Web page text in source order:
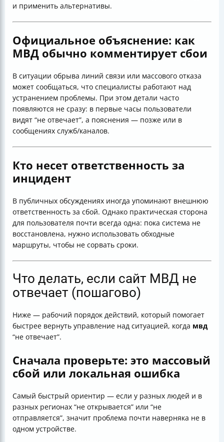
и применить альтернативы.
Официальное объяснение: как
МВД обычно комментирует сбои
В ситуации обрыва линий связи или массового отказа
может сообщаться, что специалисты работают над
устранением проблемы. При этом детали часто
появляются не сразу: в первые часы пользователи
видят “не отвечает”, а пояснения — позже или в
сообщениях служб/каналов.
Кто несет ответственность за
инцидент
В публичных обсуждениях иногда упоминают внешнюю
ответственность за сбой. Однако практическая сторона
для пользователя почти всегда одна: пока система не
восстановлена, нужно использовать обходные
маршруты, чтобы не сорвать сроки.
Что делать, если сайт МВД не
отвечает (пошагово)
Ниже — рабочий порядок действий, который помогает
быстрее вернуть управление над ситуацией, когда мвд
“не отвечает”.
Сначала проверьте: это массовый
сбой или локальная ошибка
Самый быстрый ориентир — если у разных людей и в
разных регионах “не открывается” или “не
отправляется”, значит проблема почти наверняка не в
одном устройстве.